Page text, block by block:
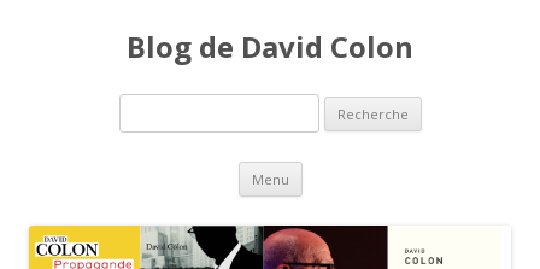
Blog de David Colon
Menu Aller au contenu principal